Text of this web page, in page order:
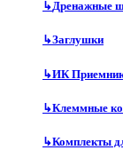
↳Дренажные
↳Заглушки
↳ИК
↳Клеммные
↳Комплекты